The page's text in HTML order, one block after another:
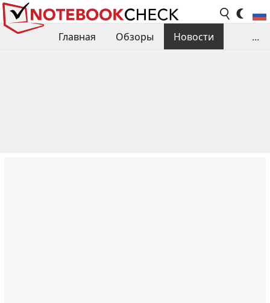
Главная Обзоры
Новости
...